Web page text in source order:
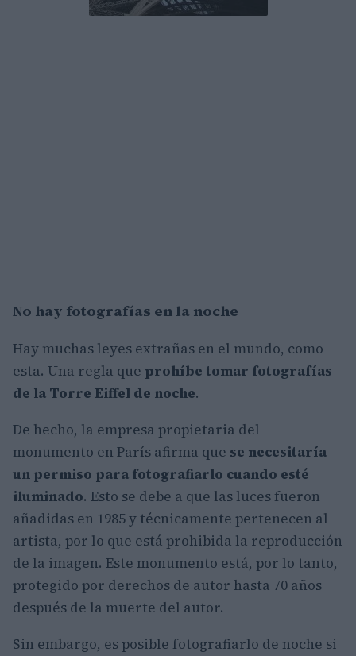
No hay fotografías en la noche
Hay muchas leyes extrañas en el mundo, como
esta. Una regla que prohíbe tomar fotografías
de la Torre Eiffel de noche.
De hecho, la empresa propietaria del
monumento en París afirma que se necesitaría
un permiso para fotografiarlo cuando esté
iluminado. Esto se debe a que las luces fueron
añadidas en 1985 y técnicamente pertenecen al
artista, por lo que está prohibida la reproducción
de la imagen. Este monumento está, por lo tanto,
protegido por derechos de autor hasta 70 años
después de la muerte del autor.
Sin embargo, es posible fotografiarlo de noche si